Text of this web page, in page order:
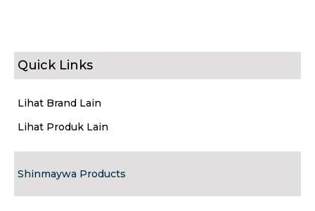
Quick Links
Lihat Brand Lain
Lihat Produk Lain
Shinmaywa Products